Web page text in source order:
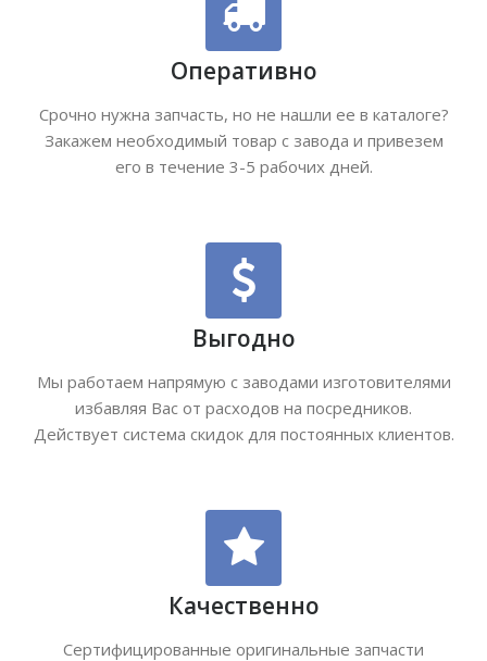
Оперативно
Срочно нужна запчасть, но не нашли ее в каталоге?
Закажем необходимый товар с завода и привезем
его в течение 3-5 рабочих дней.
Выгодно
Мы работаем напрямую с заводами изготовителями
избавляя Вас от расходов на посредников.
Действует система скидок для постоянных клиентов.
Качественно
Сертифицированные оригинальные запчасти